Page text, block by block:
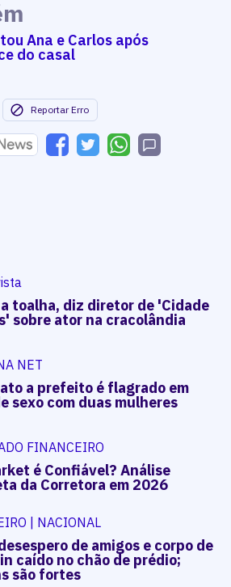
Ana e Carlos após
do casal
Reportar Erro
toalha, diz diretor de 'Cidade
sobre ator na cracolândia
NET
a prefeito é flagrado em
sexo com duas mulheres
FINANCEIRO
é Confiável? Análise
da Corretora em 2026
| NACIONAL
de amigos e corpo de
caído no chão de prédio;
são fortes